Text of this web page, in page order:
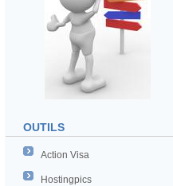
OUTILS
Action Visa
Hostingpics